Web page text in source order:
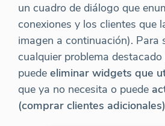
un cuadro de diálogo que
conexiones y los clientes que
imagen a continuación). Para
cualquier problema
puede eliminar widgets que
que ya no necesita o puede
(comprar clientes adicionales)